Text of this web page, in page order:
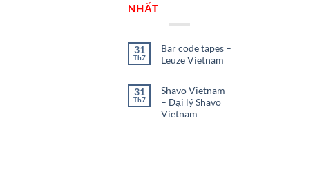
NHẤT
31
Th7
Bar code tapes –
Leuze Vietnam
31
Th7
Shavo Vietnam
– Đại lý Shavo
Vietnam